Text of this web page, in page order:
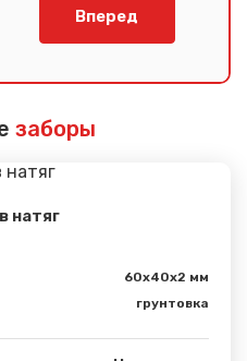
Вперед
заборы
натяг
60х40х2 мм
грунтовка